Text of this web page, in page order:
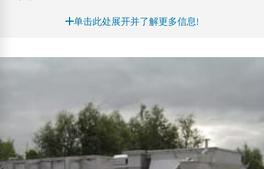
单击此处展开并了解更多信息!